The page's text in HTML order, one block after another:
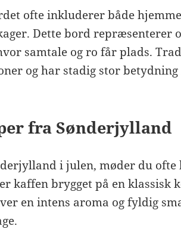
ofte inkluderer både
Dette bord repræsenterer
samtale og ro får plads.
og har stadig stor betydning
fra Sønderjylland
i julen, møder du ofte
kaffen brygget på en klassisk
en intens aroma og fyldig